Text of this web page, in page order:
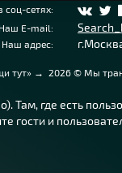
сетях:
Наш E-mail:
Наш адрес:
тут» →2026 © Мы
где есть
и